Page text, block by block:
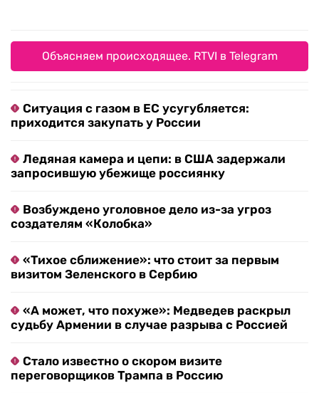
Объясняем происходящее. RTVI в Telegram
Ситуация с газом в ЕС усугубляется:
приходится закупать у России
Ледяная камера и цепи: в США задержали
запросившую убежище россиянку
Возбуждено уголовное дело из-за угроз
создателям «Колобка»
«Тихое сближение»: что стоит за первым
визитом Зеленского в Сербию
«А может, что похуже»: Медведев раскрыл
судьбу Армении в случае разрыва с Россией
Стало известно о скором визите
переговорщиков Трампа в Россию